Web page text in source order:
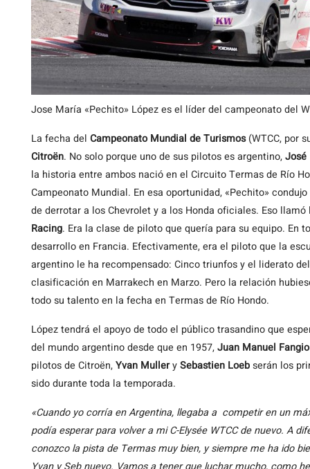
Jose María «Pechito» López es el líder del campeonato del
La fecha del Campeonato Mundial de Turismos(WTCC, por
Citroën. No solo porque uno de sus pilotos es argentino,José
la historia entre ambos nació en el Circuito Termas de Río
Campeonato Mundial. En esa oportunidad, «Pechito»
de derrotar a los Chevrolet y a los Honda oficiales. Eso
Racing. Era la clase de piloto que quería para su equipo. En
desarrollo en Francia. Efectivamente, era el piloto que la
argentino le ha recompensado: Cinco triunfos y el liderato
clasificación en Marrakech en Marzo. Pero la relación
todo su talento en la fecha en Termas de Río Hondo.
López tendrá el apoyo de todo el público trasandino que
del mundo argentino desde que en 1957,Juan Manuel Fangio
pilotos de Citroën,Yvan MullerySebastien Loebserán los
sido durante toda la temporada.
«Cuando yo corría en Argentina, llegaba a competir en un
podía esperar para volver a mi C-Elysée WTCC de nuevo. A
conozco la pista de Termas muy bien, y siempre me ha ido